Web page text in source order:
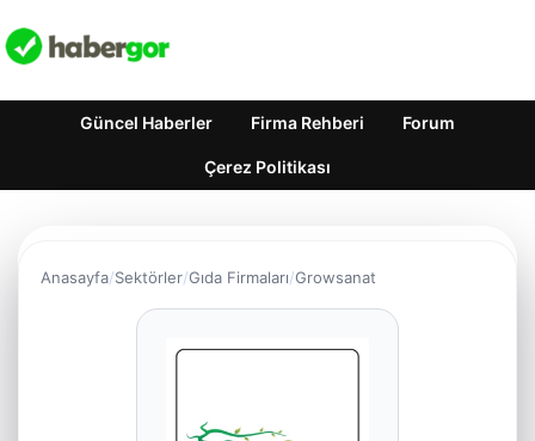
Güncel Haberler Firma Rehberi Forum
Çerez Politikası
Anasayfa Sektörler Gıda Firmaları Growsanat